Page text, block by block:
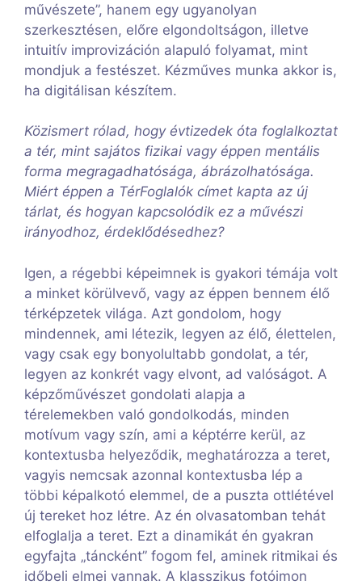
művészete”, hanem egy ugyanolyan
szerkesztésen, előre elgondoltságon, illetve
intuitív improvizáción alapuló folyamat, mint
mondjuk a festészet. Kézműves munka akkor is,
ha digitálisan készítem.
Közismert rólad, hogy évtizedek óta foglalkoztat
a tér, mint sajátos fizikai vagy éppen mentális
forma megragadhatósága, ábrázolhatósága.
Miért éppen a TérFoglalók címet kapta az új
tárlat, és hogyan kapcsolódik ez a művészi
irányodhoz, érdeklődésedhez?
Igen, a régebbi képeimnek is gyakori témája volt
a minket körülvevő, vagy az éppen bennem élő
térképzetek világa. Azt gondolom, hogy
mindennek, ami létezik, legyen az élő, élettelen,
vagy csak egy bonyolultabb gondolat, a tér,
legyen az konkrét vagy elvont, ad valóságot. A
képzőművészet gondolati alapja a
térelemekben való gondolkodás, minden
motívum vagy szín, ami a képtérre kerül, az
kontextusba helyeződik, meghatározza a teret,
vagyis nemcsak azonnal kontextusba lép a
többi képalkotó elemmel, de a puszta ottlétével
új tereket hoz létre. Az én olvasatomban tehát
elfoglalja a teret. Ezt a dinamikát én gyakran
egyfajta „táncként” fogom fel, aminek ritmikai és
időbeli elmei vannak. A klasszikus fotóimon